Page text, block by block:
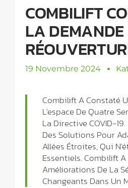
COMBILIFT
LA
19 Novembre 2024
Combilift A Constaté
L'espace De Quatre
La Directive COVID-
Des Solutions Pour
Allées Étroites, Qui
Essentiels. Combilift
Améliorations De La
Changeants Dans Un